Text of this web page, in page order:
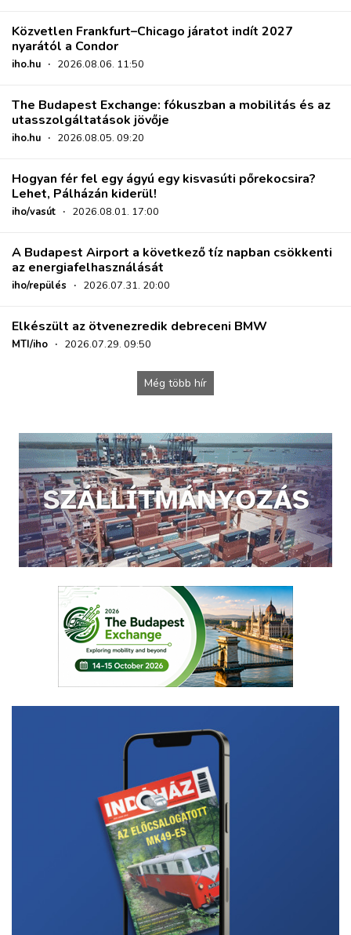
Közvetlen Frankfurt–Chicago járatot indít 2027
nyarától a Condor
iho.hu · 2026.08.06. 11:50
The Budapest Exchange: fókuszban a mobilitás és az
utasszolgáltatások jövője
iho.hu · 2026.08.05. 09:20
Hogyan fér fel egy ágyú egy kisvasúti pőrekocsira?
Lehet, Pálházán kiderül!
iho/vasút · 2026.08.01. 17:00
A Budapest Airport a következő tíz napban csökkenti
az energiafelhasználását
iho/repülés · 2026.07.31. 20:00
Elkészült az ötvenezredik debreceni BMW
MTI/iho · 2026.07.29. 09:50
Még több hír